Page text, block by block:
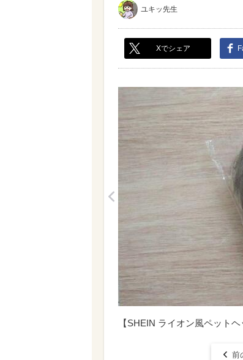
ユキッ先生
Xでシェア
【SHEIN ライオン風ペット
前